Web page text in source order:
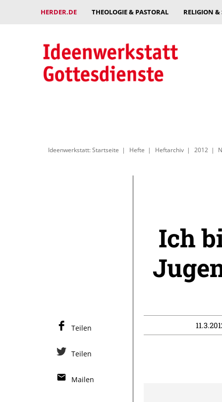
HERDER.DE THEOLOGIE & PASTORAL RELIGION
Ideenwerkstatt: Startseite Hefte Heftarchiv 2012
Ich
Teilen
Teilen
Mailen